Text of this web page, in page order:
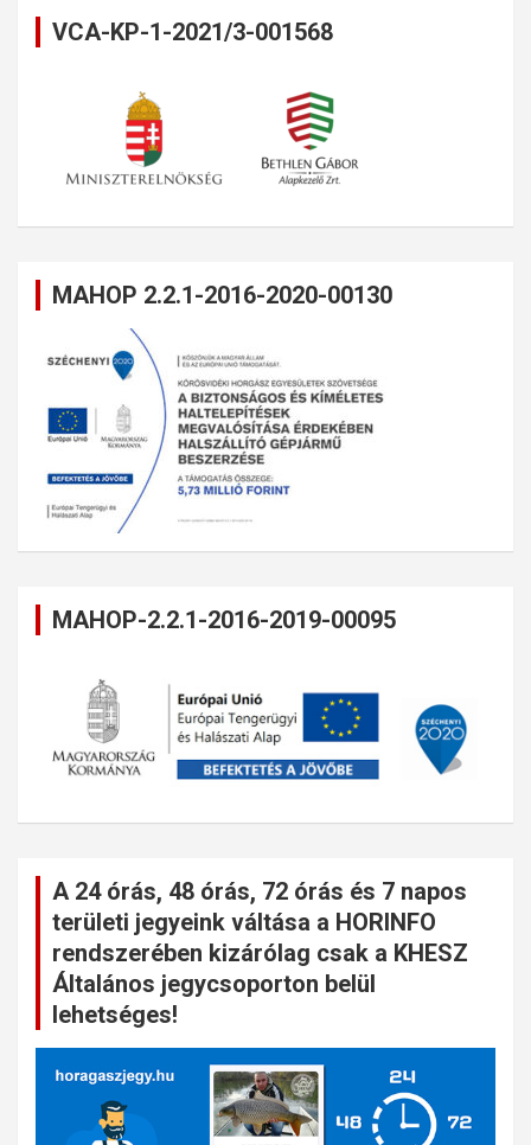
VCA-KP-1-2021/3-001568
MAHOP 2.2.1-2016-2020-00130
MAHOP-2.2.1-2016-2019-00095
A 24 órás, 48 órás, 72 órás és 7 napos
területi jegyeink váltása a HORINFO
rendszerében kizárólag csak a KHESZ
Általános jegycsoporton belül
lehetséges!